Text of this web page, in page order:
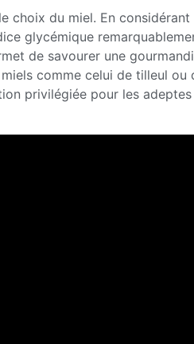
choix du miel. En considérant
glycémique
de savourer une
comme celui de tilleul ou
privilégiée pour les